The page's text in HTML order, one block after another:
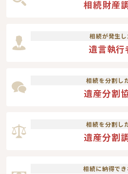
相続財産
相続が発生し
遺言執行
相続を分割し
遺産分割
相続を分割し
遺産分割
相続に納得で